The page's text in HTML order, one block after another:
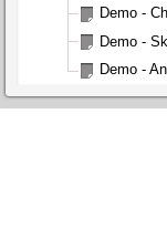
Demo -
Demo -
Demo -